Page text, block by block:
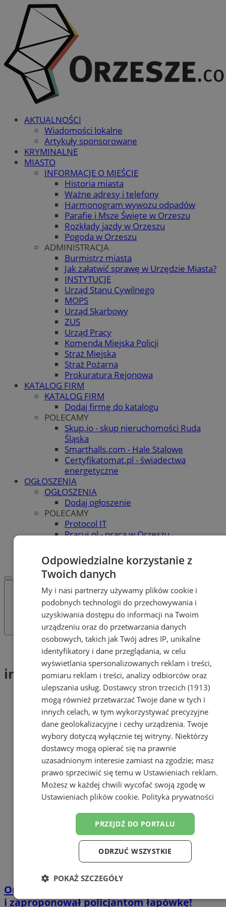
AKTUALNOŚCI
Wiadomości lokalne
Artykuły sponsorowane
KRYMINALNE
MIASTO
INFORMACJE O MIEŚCIE
Historia miasta
Ważne adresy i telefony
Harmonogram wywozu odpadów
Parafie i Msze Święte w Orzeszu
Rozkłady jazdy w Orzeszu
Pogoda w Orzeszu
ADMINISTRACJA
Burmistrz miasta
Jak załatwić sprawę w Urzędzie Miasta?
INSTYTUCJE
Urząd Stanu Cywilnego
MOPS
Urząd Skarbowy
ZUS
Urząd Pracy
Komenda Miejska Policji
Straż Miejska
Straż Pożarna
Prokuratura Rejonowa
KATALOG FIRM
KATALOG FIRM
Dodaj firmę do katalogu
POLECAMY
Skup.io - skup nieruchomości Ruda
Śląska
Smarthalls.com - Hale Stalowe
Certyfikatomat.pl - świadectwa
energetyczne
OGŁOSZENIA
OGŁOSZENIA
Dodaj ogłoszenie
POLECAMY
Protocol IT
Pracuj.pl - praca w Orzeszu
WSPÓŁPRACA
Tag: interwencja
interwencja (1)
Orzesze: Nietrzeźwy opiekował się dziećmi
i zaproponował policjantom łapówkę!
Odpowiedzialne korzystanie z
Twoich danych
My i nasi partnerzy używamy plików cookie i
podobnych technologii do przechowywania i
uzyskiwania dostępu do informacji na Twoim
urządzeniu oraz do przetwarzania danych
osobowych, takich jak Twój adres IP, unikalne
identyfikatory i dane przeglądania, w celu
wyświetlania spersonalizowanych reklam i treści,
pomiaru reklam i treści, analizy odbiorców oraz
ulepszania usług. Dostawcy stron trzecich (1913)
mogą również przetwarzać Twoje dane w tych i
innych celach, w tym wykorzystywać precyzyjne
dane geolokalizacyjne i cechy urządzenia. Twoje
wybory dotyczą wyłącznie tej witryny. Niektórzy
dostawcy mogą opierać się na prawnie
uzasadnionym interesie zamiast na zgodzie; masz
prawo sprzeciwić się temu w Ustawieniach reklam.
Możesz w każdej chwili wycofać swoją zgodę w
Ustawieniach plików cookie. Polityka prywatności
PRZEJDŹ DO PORTALU
ODRZUĆ WSZYSTKIE
POKAŻ SZCZEGÓŁY
Niezbędne Wydajność Targetowanie